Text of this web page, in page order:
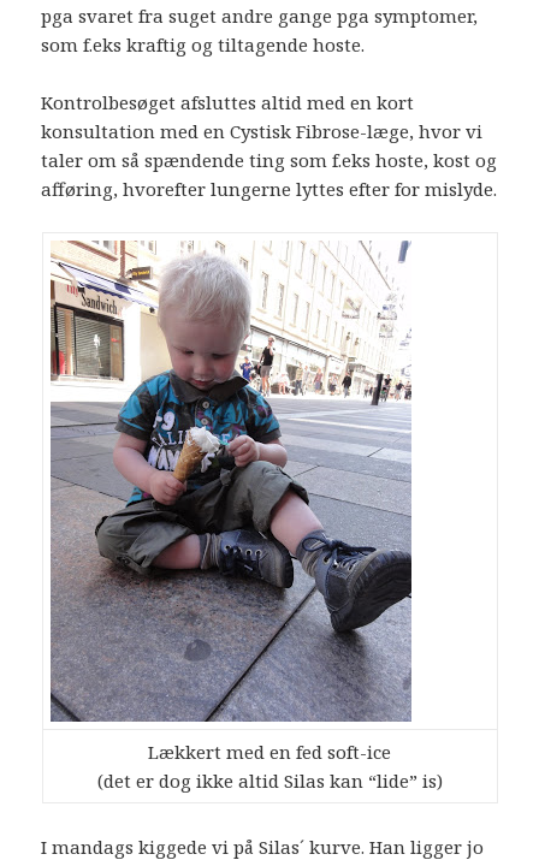
pga svaret fra suget andre gange pga symptomer,
som f.eks kraftig og tiltagende hoste.
Kontrolbesøget afsluttes altid med en kort
konsultation med en Cystisk Fibrose-læge, hvor vi
taler om så spændende ting som f.eks hoste, kost og
afføring, hvorefter lungerne lyttes efter for mislyde.
Lækkert med en fed soft-ice
(det er dog ikke altid Silas kan “lide” is)
I mandags kiggede vi på Silas´ kurve. Han ligger jo